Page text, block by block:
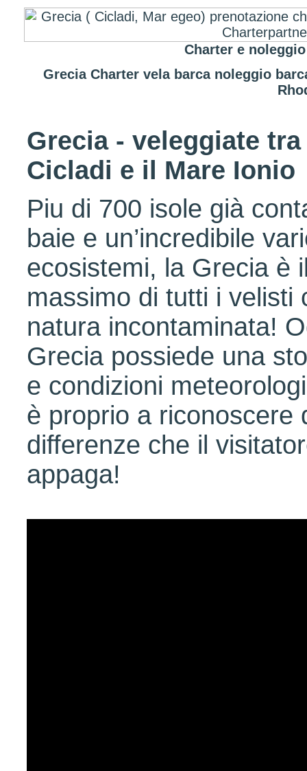
Charter e
Grecia Charter vela barca noleggio
Grecia - veleggiate
Cicladi e il Mare Ionio
Piu di 700 isole già
baie e un’incredibile
ecosistemi, la Grecia è
massimo di tutti i velisti
natura incontaminata!
Grecia possiede una
e condizioni
è proprio a riconoscere
differenze che il
appaga!